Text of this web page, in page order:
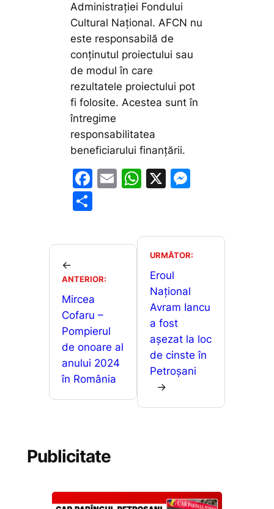
Administrației Fondului
Cultural Național. AFCN nu
este responsabilă de
conținutul proiectului sau
de modul în care
rezultatele proiectului pot
fi folosite. Acestea sunt în
întregime
responsabilitatea
beneficiarului finanțării.
F
o
o
k
E
W
s
A
p
p
X
s
e
er
ta
a
z
ă
←
ANTERIOR:
Mircea
Cofaru –
Pompierul
de onoare al
anului 2024
în România
URMĂTOR:
Eroul
Național
Avram Iancu
a fost
așezat la loc
de cinste în
Petroșani
→
Publicitate